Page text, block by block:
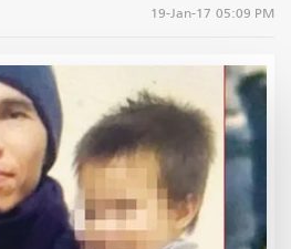
19-Jan-17 05:09 PM